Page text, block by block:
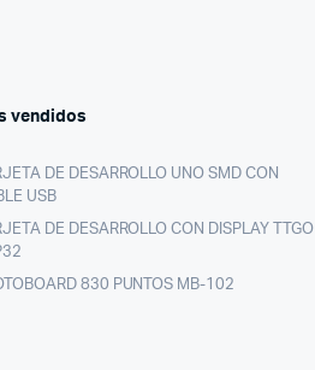
vendidos
DE DESARROLLO UNO SMD CON
USB
DE DESARROLLO CON DISPLAY TTGO
830 PUNTOS MB-102